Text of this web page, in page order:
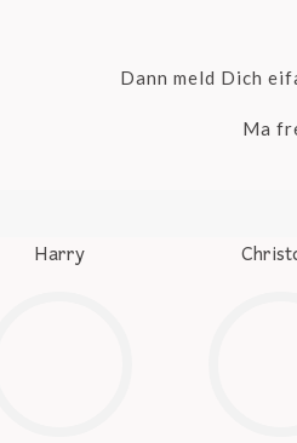
Dann meld Dich
Ma
Harry